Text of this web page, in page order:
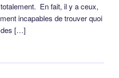
En fait, il y a ceux,
incapables de trouver quoi
des […]